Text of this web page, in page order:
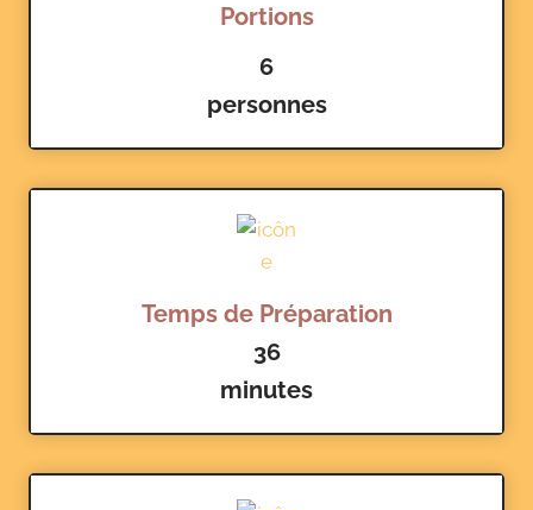
Portions
6
personnes
Temps de Préparation
36
minutes